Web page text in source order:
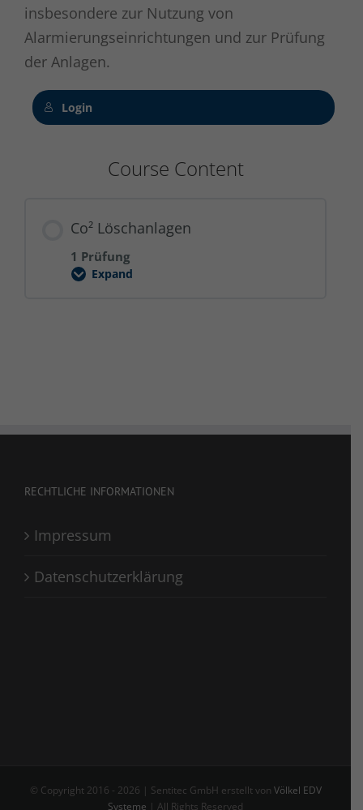
insbesondere zur Nutzung von
Alarmierungseinrichtungen und zur Prüfung
der Anlagen.
Login
Course Content
Co² Löschanlagen
1 Prüfung
Expand
Co²
RECHTLICHE INFORMATIONEN
Impressum
Datenschutzerklärung
© Copyright 2016 - 2026 | Sentitec GmbH erstellt von Völkel EDV
Systeme | All Rights Reserved